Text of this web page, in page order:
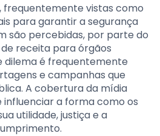
frequentemente vistas como
para garantir a segurança
são percebidas, por parte do
receita para órgãos
dilema é frequentemente
e campanhas que
A cobertura da mídia
a forma como os
utilidade, justiça e a